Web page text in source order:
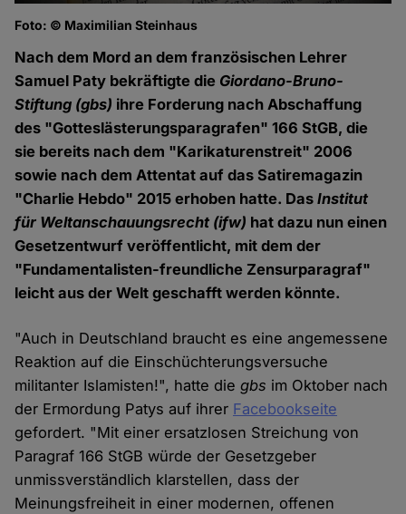
Foto: © Maximilian Steinhaus
Nach dem Mord an dem französischen Lehrer
Samuel Paty bekräftigte die Giordano-Bruno-
Stiftung (gbs) ihre Forderung nach Abschaffung
des "Gotteslästerungsparagrafen" 166 StGB, die
sie bereits nach dem "Karikaturenstreit" 2006
sowie nach dem Attentat auf das Satiremagazin
"Charlie Hebdo" 2015 erhoben hatte. DasInstitut
für Weltanschauungsrecht (ifw) hat dazu nun einen
Gesetzentwurf veröffentlicht, mit dem der
"Fundamentalisten-freundliche Zensurparagraf"
leicht aus der Welt geschafft werden könnte.
"Auch in Deutschland braucht es eine angemessene
Reaktion auf die Einschüchterungsversuche
militanter Islamisten!", hatte diegbs im Oktober nach
der Ermordung Patys auf ihrer Facebookseite
gefordert. "Mit einer ersatzlosen Streichung von
Paragraf 166 StGB würde der Gesetzgeber
unmissverständlich klarstellen, dass der
Meinungsfreiheit in einer modernen, offenen